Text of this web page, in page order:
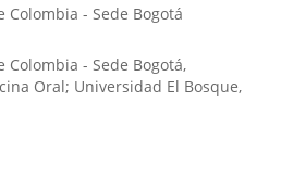
- Sede Bogotá
- Sede Bogotá,
Oral; Universidad El Bosque,